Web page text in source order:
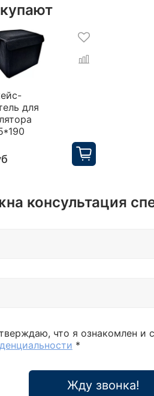
для
консультация
что я ознакомлен и
*
Жду звонка!